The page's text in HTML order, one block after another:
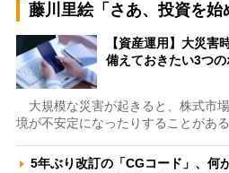
藤川里絵「さあ、投資を始
【資産運用】大災害
備えておきたい3つ
大規模な災害が起きると、株式市
境が不安定になったりすることがあ
5年ぶり改訂の「CGコード」、何